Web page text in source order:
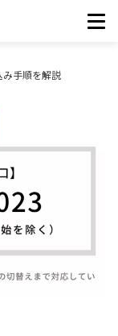
み手順を解説